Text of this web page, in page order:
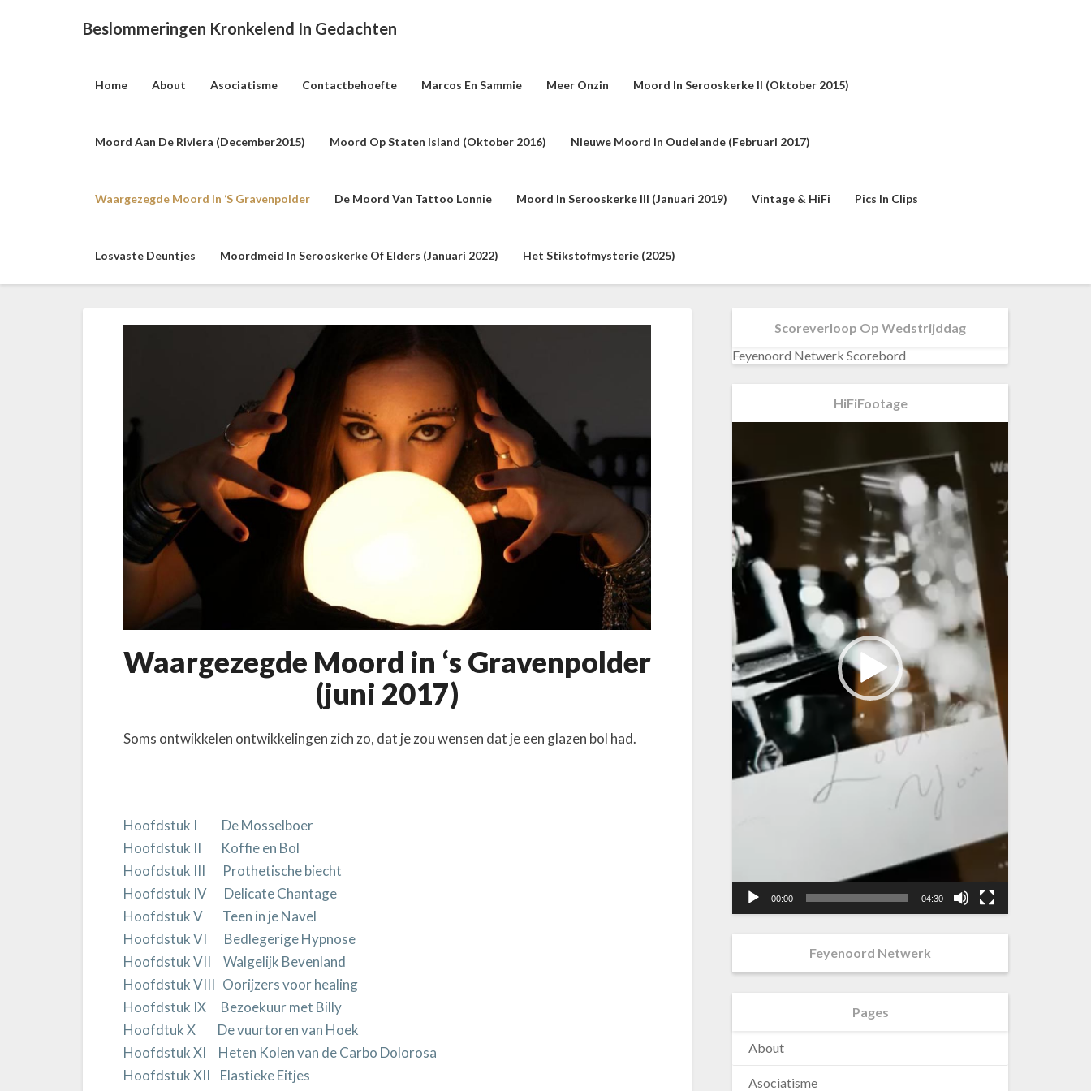
Beslommeringen Kronkelend In Gedachten
Home About Asociatisme Contactbehoefte Marcos En Sammie Meer Onzin Moord In Serooskerke II (oktober 2015)
Moord Aan De Riviera (december2015) Moord Op Staten Island (oktober 2016) Nieuwe Moord In Oudelande (februari 2017)
Waargezegde Moord In ‘s Gravenpolder De Moord Van Tattoo Lonnie Moord In Serooskerke III (januari 2019) Vintage & HiFi Pics In Clips
Losvaste Deuntjes Moordmeid In Serooskerke Of Elders (januari 2022) Het Stikstofmysterie (2025)
a
a
r
e
G
Waargezegde Moord in ‘s Gravenpolder
(juni 2017)
Soms ontwikkelen ontwikkelingen zich zo, dat je zou wensen dat je een glazen bol had.
Hoofdstuk I De Mosselboer
Hoofdstuk II Koffie en Bol
Hoofdstuk III Prothetische biecht
Hoofdstuk IV Delicate Chantage
Hoofdstuk V Teen in je Navel
Hoofdstuk VI Bedlegerige Hypnose
Hoofdstuk VII Walgelijk Bevenland
Hoofdstuk VIII Oorijzers voor healing
Hoofdstuk IX Bezoekuur met Billy
Hoofdtuk X De vuurtoren van Hoek
Hoofdstuk XI Heten Kolen van de Carbo Dolorosa
Hoofdstuk XII Elastieke Eitjes
Scoreverloop Op Wedstrijddag
Feyenoord Netwerk Scorebord
HiFiFootage
00:00 04:30
Feyenoord Netwerk
Pages
About
Asociatisme